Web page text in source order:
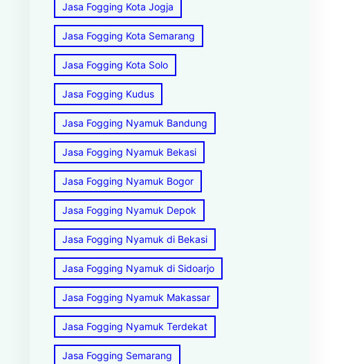
Jasa Fogging Kota Jogja
Jasa Fogging Kota Semarang
Jasa Fogging Kota Solo
Jasa Fogging Kudus
Jasa Fogging Nyamuk Bandung
Jasa Fogging Nyamuk Bekasi
Jasa Fogging Nyamuk Bogor
Jasa Fogging Nyamuk Depok
Jasa Fogging Nyamuk di Bekasi
Jasa Fogging Nyamuk di Sidoarjo
Jasa Fogging Nyamuk Makassar
Jasa Fogging Nyamuk Terdekat
Jasa Fogging Semarang